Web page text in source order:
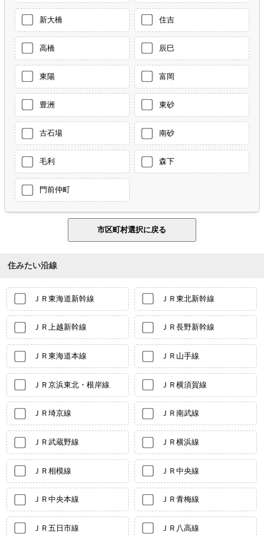
新大橋 住吉
高橋 辰巳
東陽 富岡
豊洲 東砂
古石場 南砂
毛利 森下
門前仲町
住みたい沿線
ＪＲ東海道新幹線 ＪＲ東北新幹線
ＪＲ上越新幹線 ＪＲ長野新幹線
ＪＲ東海道本線 ＪＲ山手線
ＪＲ京浜東北・根岸線 ＪＲ横須賀線
ＪＲ埼京線 ＪＲ南武線
ＪＲ武蔵野線 ＪＲ横浜線
ＪＲ相模線 ＪＲ中央線
ＪＲ中央本線 ＪＲ青梅線
ＪＲ五日市線 ＪＲ八高線